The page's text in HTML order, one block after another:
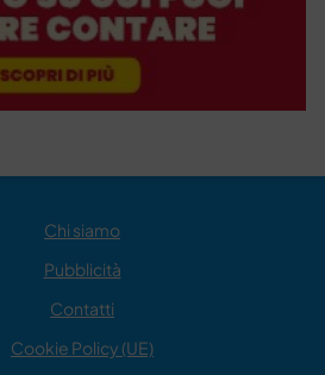
Chi siamo
Pubblicità
Contatti
Cookie Policy (UE)